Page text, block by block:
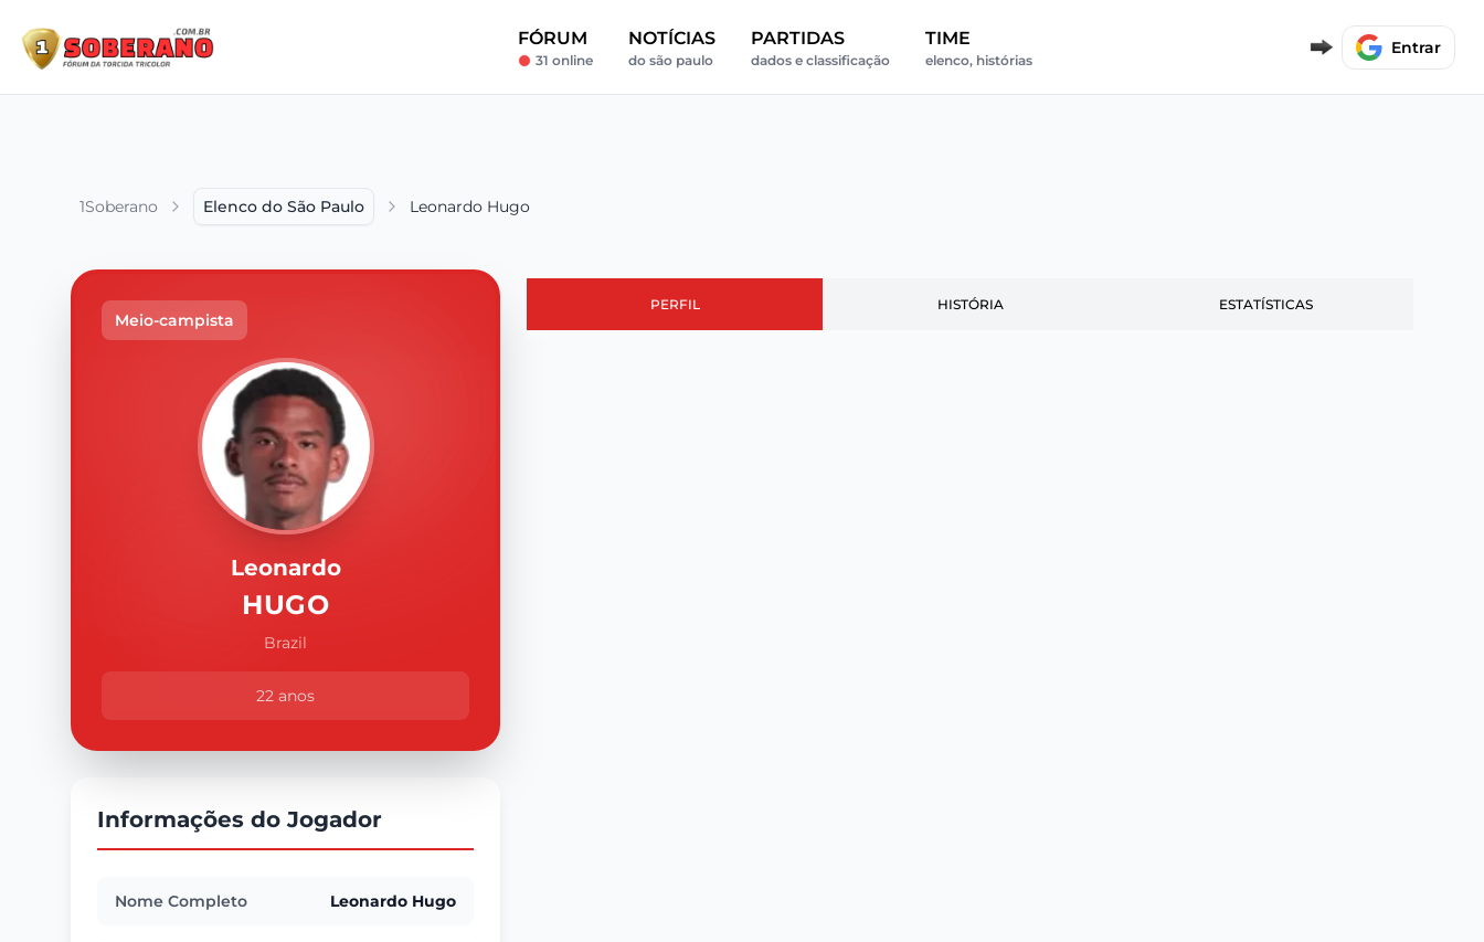
FÓRUM
31 online
NOTÍCIAS
do são paulo
PARTIDAS
dados e classificação
TIME
elenco, histórias
Entrar
1Soberano Elenco do São Paulo Leonardo Hugo
Meio-campista
Leonardo
HUGO
Brazil
22 anos
Informações do Jogador
Nome Completo Leonardo Hugo
PERFIL HISTÓRIA ESTATÍSTICAS